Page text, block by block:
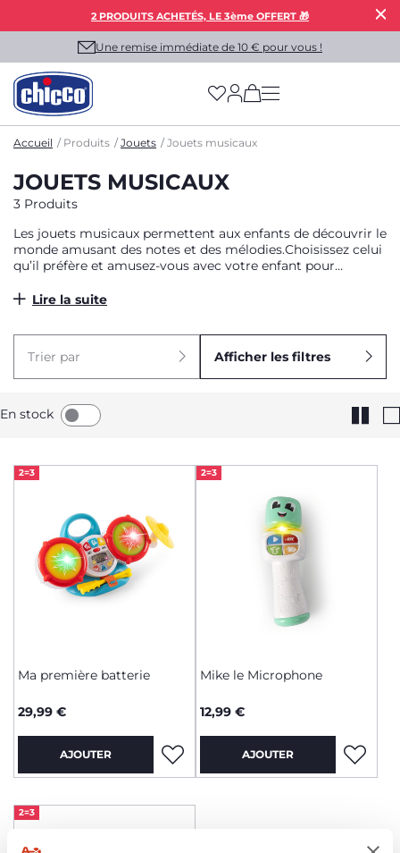
2 PRODUITS ACHETÉS, LE 3ème OFFERT 🎁
Une remise immédiate de 10 € pour vous !
(has more options
Accueil Produits Jouets Jouets musicaux
JOUETS MUSICAUX
3 Produits
Les jouets musicaux permettent aux enfants de découvrir le
monde amusant des notes et des mélodies.Choisissez celui
qu’il préfère et amusez-vous avec votre enfant pour
Lire la suite
Trier par Afficher les filtres
En stock
2=3
Ma première batterie
29,99 €
AJOUTER
2=3
Mike le Microphone
12,99 €
AJOUTER
2=3